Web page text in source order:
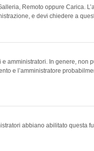
Remoto oppure Carica.
e devi chiedere a
amministratori. In genere, non
e l’amministratore
abbiano abilitato questa